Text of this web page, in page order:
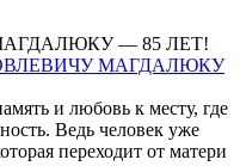
МАГДАЛЮКУ
и любовь к месту, где
Ведь человек уже
переходит от матери